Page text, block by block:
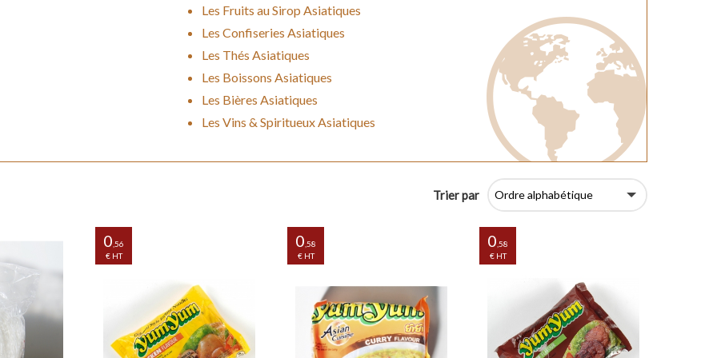
à base de
Desserts
Les Fruits au Sirop Asiatiques
Les Confiseries Asiatiques
Les Thés Asiatiques
Les Boissons Asiatiques
Les Bières Asiatiques
Les Vins & Spiritueux Asiatiques
Trier par
0 ,56
€ HT
0 ,58
€ HT
0 ,58
€ HT